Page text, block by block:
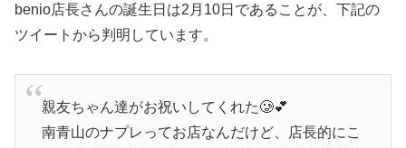
benio店長さんの誕生日は2月10日であることが、下記の
ツイートから判明しています。
親友ちゃん達がお祝いしてくれた🥲💕
南青山のナプレってお店なんだけど、店長的にこ